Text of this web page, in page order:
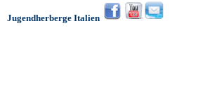
Jugendherberge Italien